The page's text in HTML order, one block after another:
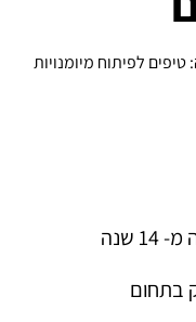
לפיתוח מיומנויות
שנה
בתחום